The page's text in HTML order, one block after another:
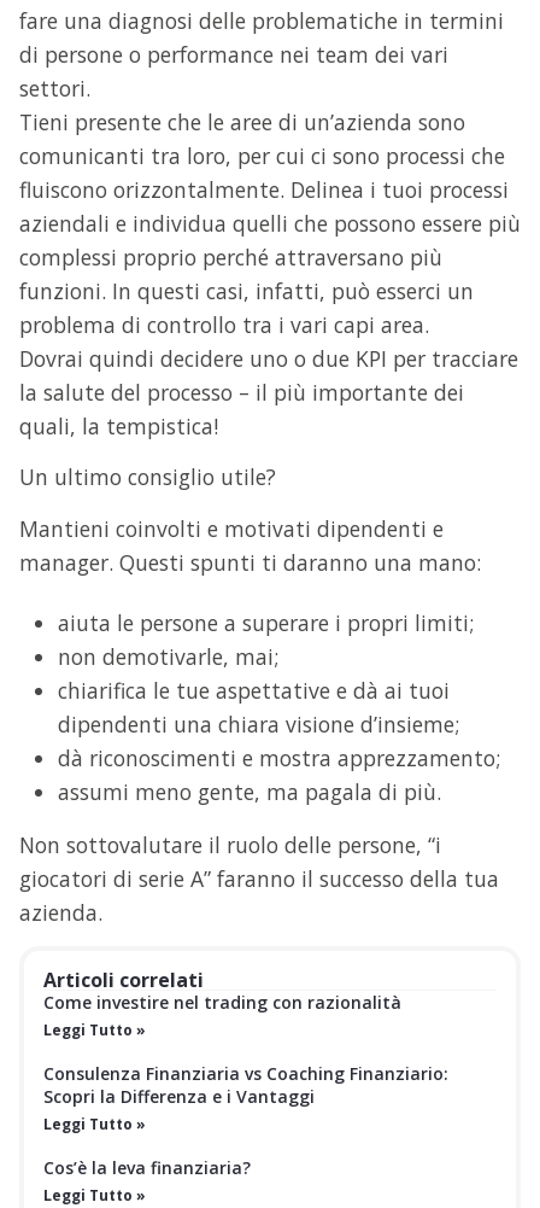
fare una diagnosi delle problematiche in termini
di persone o performance nei team dei vari
settori.
Tieni presente che le aree di un’azienda sono
comunicanti tra loro, per cui ci sono processi che
fluiscono orizzontalmente. Delinea i tuoi processi
aziendali e individua quelli che possono essere più
complessi proprio perché attraversano più
funzioni. In questi casi, infatti, può esserci un
problema di controllo tra i vari capi area.
Dovrai quindi decidere uno o due KPI per tracciare
la salute del processo – il più importante dei
quali, la tempistica!
Un ultimo consiglio utile?
Mantieni coinvolti e motivati dipendenti e
manager. Questi spunti ti daranno una mano:
aiuta le persone a superare i propri limiti;
non demotivarle, mai;
chiarifica le tue aspettative e dà ai tuoi
dipendenti una chiara visione d’insieme;
dà riconoscimenti e mostra apprezzamento;
assumi meno gente, ma pagala di più.
Non sottovalutare il ruolo delle persone, “i
giocatori di serie A” faranno il successo della tua
azienda.
Articoli correlati
Come investire nel trading con razionalità
Leggi Tutto »
Consulenza Finanziaria vs Coaching Finanziario:
Scopri la Differenza e i Vantaggi
Leggi Tutto »
Cos’è la leva finanziaria?
Leggi Tutto »